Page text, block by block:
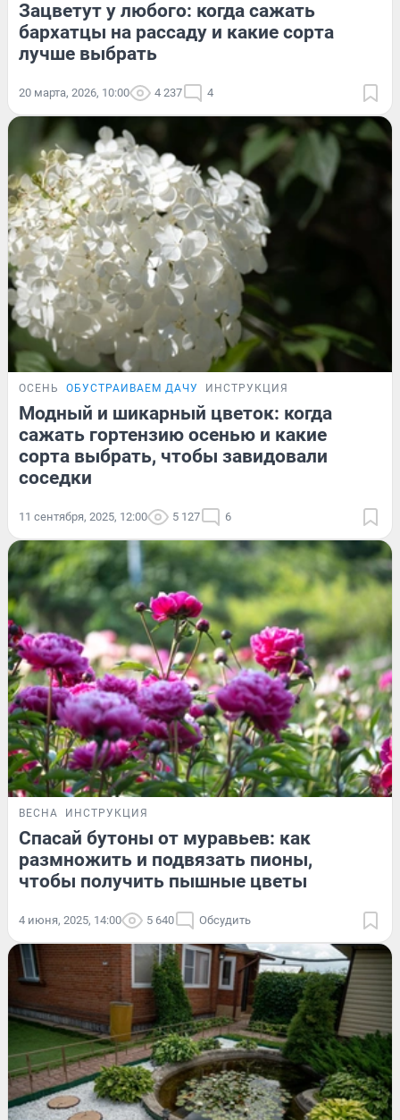
Зацветут у любого: когда сажать
бархатцы на рассаду и какие сорта
лучше выбрать
20 марта, 2026, 10:00 4 237 4
ОСЕНЬ ОБУСТРАИВАЕМ ДАЧУ ИНСТРУКЦИЯ
Модный и шикарный цветок: когда
сажать гортензию осенью и какие
сорта выбрать, чтобы завидовали
соседки
11 сентября, 2025, 12:00 5 127 6
ВЕСНА ИНСТРУКЦИЯ
Спасай бутоны от муравьев: как
размножить и подвязать пионы,
чтобы получить пышные цветы
4 июня, 2025, 14:00 5 640 Обсудить